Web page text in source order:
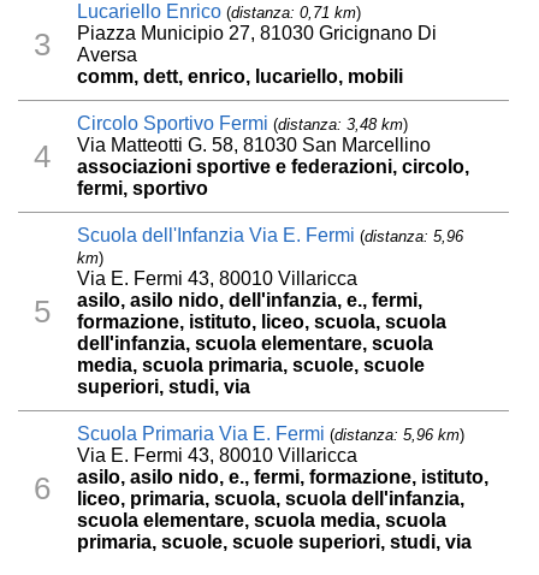
3
Lucariello Enrico (distanza: 0,71 km)
Piazza Municipio 27, 81030 Gricignano Di
Aversa
comm, dett, enrico, lucariello, mobili
4
Circolo Sportivo Fermi (distanza: 3,48 km)
Via Matteotti G. 58, 81030 San Marcellino
associazioni sportive e federazioni, circolo,
fermi, sportivo
5
Scuola dell'Infanzia Via E. Fermi (distanza: 5,96
km)
Via E. Fermi 43, 80010 Villaricca
asilo, asilo nido, dell'infanzia, e., fermi,
formazione, istituto, liceo, scuola, scuola
dell'infanzia, scuola elementare, scuola
media, scuola primaria, scuole, scuole
superiori, studi, via
6
Scuola Primaria Via E. Fermi (distanza: 5,96 km)
Via E. Fermi 43, 80010 Villaricca
asilo, asilo nido, e., fermi, formazione, istituto,
liceo, primaria, scuola, scuola dell'infanzia,
scuola elementare, scuola media, scuola
primaria, scuole, scuole superiori, studi, via